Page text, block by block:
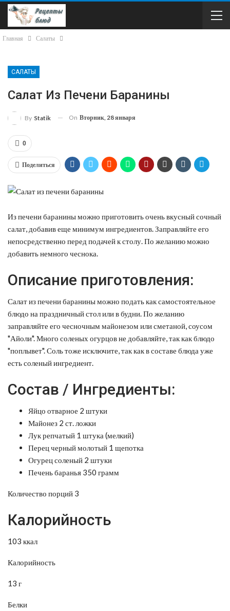
Главная Салаты
САЛАТЫ
Салат Из Печени Баранины
By Statik On Вторник, 28 января
0
Поделиться
Из печени баранины можно приготовить очень вкусный сочный
салат, добавив еще минимум ингредиентов. Заправляйте его
непосредственно перед подачей к столу. По желанию можно
добавить немного чеснока.
Описание приготовления:
Салат из печени баранины можно подать как самостоятельное
блюдо на праздничный стол или в будни. По желанию
заправляйте его чесночным майонезом или сметаной, соусом
"Айоли". Много соленых огурцов не добавляйте, так как блюдо
"поплывет". Соль тоже исключите, так как в составе блюда уже
есть соленый ингредиент.
Состав / Ингредиенты:
Яйцо отварное 2 штуки
Майонез 2 ст. ложки
Лук репчатый 1 штука (мелкий)
Перец черный молотый 1 щепотка
Огурец соленый 2 штуки
Печень баранья 350 грамм
Количество порций 3
Калорийность
103 ккал
Калорийность
13 г
Белки